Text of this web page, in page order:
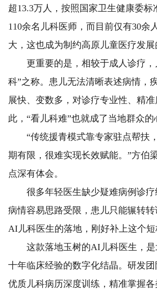
超13.3万人，按照国家卫生健康委标
110余名儿科医师，而目前仅有30余
大，这也成为制约高原儿童医疗发展
更重要的是，相较于成人诊疗，
科”之称。患儿无法清晰表述病情，
展快、变数多，对诊疗专业性、精
此，“看儿科难”也就成了当地群众的
“传统援青模式靠专家驻点帮扶
期有限，很难实现长效赋能。”方伯
点深有体会。
很多年轻医生缺少疑难病例诊疗
病情容易思路受限，患儿只能辗转转
AI儿科医生的落地，刚好补上这个短
这款落地玉树的AI儿科医生，是
十年临床经验的数字化结晶。研发
优质儿科病历深度训练，精准掌握